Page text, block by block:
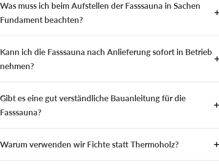
Was muss ich beim Aufstellen der Fasssauna in Sachen
Fundament beachten?
Kann ich die Fasssauna nach Anlieferung sofort in Betrieb
nehmen?
Gibt es eine gut verständliche Bauanleitung für die
Fasssauna?
Warum verwenden wir Fichte statt Thermoholz?